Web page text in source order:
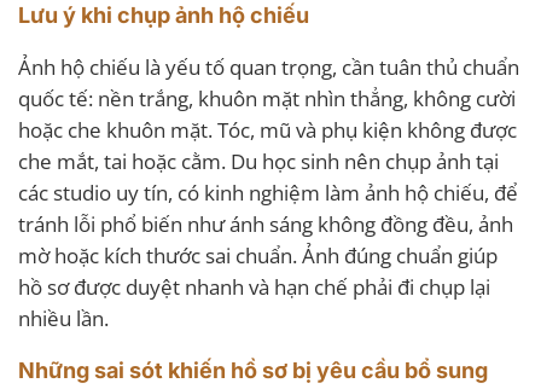
Lưu ý khi chụp ảnh hộ chiếu
Ảnh hộ chiếu là yếu tố quan trọng, cần tuân thủ chuẩn
quốc tế: nền trắng, khuôn mặt nhìn thẳng, không cười
hoặc che khuôn mặt. Tóc, mũ và phụ kiện không được
che mắt, tai hoặc cằm. Du học sinh nên chụp ảnh tại
các studio uy tín, có kinh nghiệm làm ảnh hộ chiếu, để
tránh lỗi phổ biến như ánh sáng không đồng đều, ảnh
mờ hoặc kích thước sai chuẩn. Ảnh đúng chuẩn giúp
hồ sơ được duyệt nhanh và hạn chế phải đi chụp lại
nhiều lần.
Những sai sót khiến hồ sơ bị yêu cầu bổ sung